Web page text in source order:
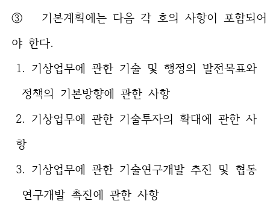
③ 기본계획에는 다음 각 호의 사항이 포함되어
야 한다.
1. 기상업무에 관한 기술 및 행정의 발전목표와
정책의 기본방향에 관한 사항
2. 기상업무에 관한 기술투자의 확대에 관한 사
항
3. 기상업무에 관한 기술연구개발 추진 및 협동
연구개발 촉진에 관한 사항